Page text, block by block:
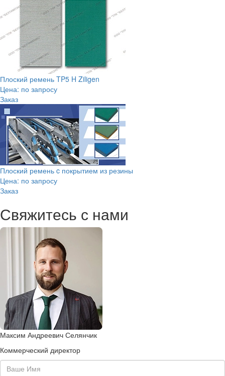
Плоский ремень TP5 H Ziligen
Цена: по запросу
Заказ
Плоский ремень c покрытием из резины
Цена: по запросу
Заказ
Свяжитесь с нами
Максим Андреевич Селянчик
Коммерческий директор